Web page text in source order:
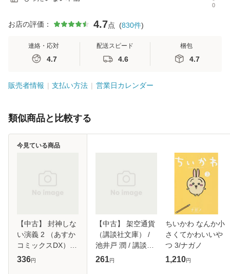
0
お店の評価： 4.7点 (830件)
連絡・応対
4.7
配送スピード
4.6
梱包
4.7
販売者情報 支払い方法 営業日カレンダー
類似商品と比較する
【中古】 封神しな
い演義 2 （あすか
コミックスDX） /
サカノ 景子 /
336円
今見ている商品
【中古】 架空通貨
（講談社文庫） /
池井戸 潤 / 講談社
[文庫]【メール便送
261円
ちいかわ なんか小
さくてかわいいや
つ 3/ナガノ
1,210円